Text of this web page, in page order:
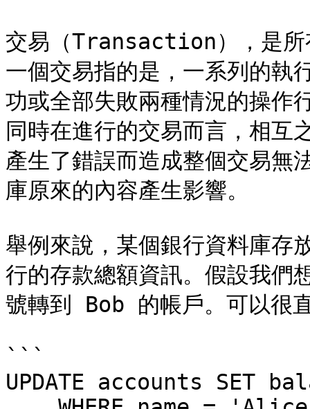
交易（Transaction），是所
一個交易指的是，一系列的執
功或全部失敗兩種情況的操作
同時在進行的交易而言，相互
產生了錯誤而造成整個交易無
庫原來的內容產生影響。
舉例來說，某個銀行資料庫存
行的存款總額資訊。假設我
號轉到 Bob 的帳戶。可以很
```
UPDATE accounts SET